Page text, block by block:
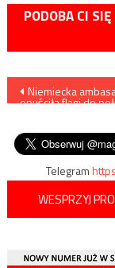
PODOBA CI
Nawigacja
Niemiecka
opuściła flagi do
Telegram
WESPRZYJ